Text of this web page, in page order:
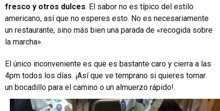
fresco y otros dulces. El sabor no es típico del estilo
americano, así que no esperes esto. No es necesariamente
un restaurante, sino más bien una parada de «recogida sobre
la marcha».
El único inconveniente es que es bastante caro y cierra a las
4pm todos los días. ¡Así que ve temprano si quieres tomar
un bocadillo para el camino o un almuerzo rápido!.